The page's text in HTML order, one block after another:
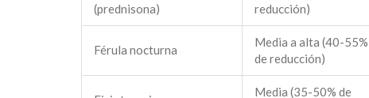
(prednisona)
reducción)
Férula nocturna
Media a alta (40-55%
de reducción)
Media (35-50% de